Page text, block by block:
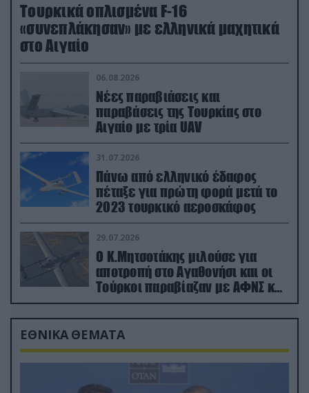
Τουρκικά οπλισμένα F-16
«συνεπλάκησαν» με ελληνικά μαχητικά
στο Αιγαίο
06.08.2026
Νέες παραβιάσεις και
παραβάσεις της Τουρκίας στο
Αιγαίο με τρία UAV
31.07.2026
Πάνω από ελληνικό έδαφος
πέταξε για πρώτη φορά μετά το
2023 τουρκικό αεροσκάφος
29.07.2026
Ο Κ.Μητσοτάκης μιλούσε για
αποτροπή στο Αγαθονήσι και οι
Τούρκοι παραβίαζαν με ΑΦΝΣ και
drone
ΕΘΝΙΚΑ ΘΕΜΑΤΑ